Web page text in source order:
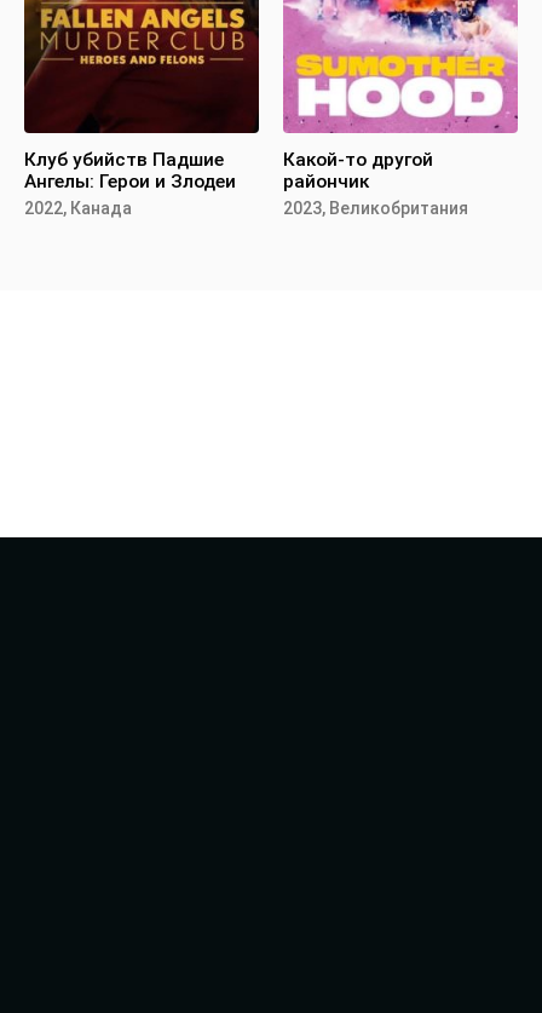
Клуб убийств Падшие
Ангелы: Герои и Злодеи
2022, Канада
Какой-то другой
райончик
2023, Великобритания